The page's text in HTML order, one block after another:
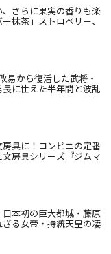
さらに果実の香りも楽
抹茶」ストロベリー、
易から復活した武将・
に仕えた半年間と波乱
具に！コンビニの定番
房具シリーズ『ジムマ
本初の巨大都城・藤原
る女帝・持統天皇の凄